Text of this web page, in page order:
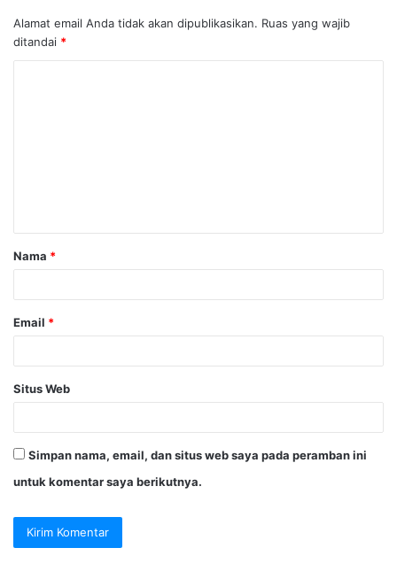
Alamat email Anda tidak akan dipublikasikan. Ruas yang wajib
ditandai *
a
r
Nama *
Email *
Situs Web
Simpan nama, email, dan situs web saya pada peramban ini
untuk komentar saya berikutnya.